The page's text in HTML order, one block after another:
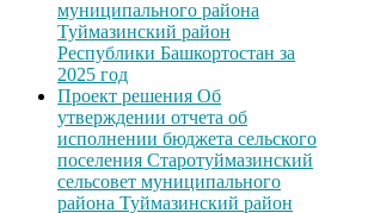
муниципального района
Туймазинский район
Республики Башкортостан за
2025 год
Проект решения Об
утверждении отчета об
исполнении бюджета сельского
поселения Старотуймазинский
сельсовет муниципального
района Туймазинский район